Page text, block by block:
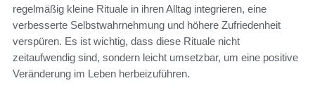
regelmäßig kleine Rituale in ihren Alltag integrieren, eine
verbesserte Selbstwahrnehmung und höhere Zufriedenheit
verspüren. Es ist wichtig, dass diese Rituale nicht
zeitaufwendig sind, sondern leicht umsetzbar, um eine positive
Veränderung im Leben herbeizuführen.